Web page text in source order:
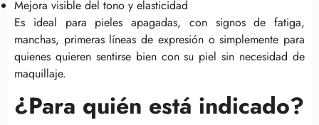
Mejora visible del tono y elasticidad
Es ideal para pieles apagadas, con signos de fatiga,
manchas, primeras líneas de expresión o simplemente para
quienes quieren sentirse bien con su piel sin necesidad de
maquillaje.
¿Para quién está indicado?